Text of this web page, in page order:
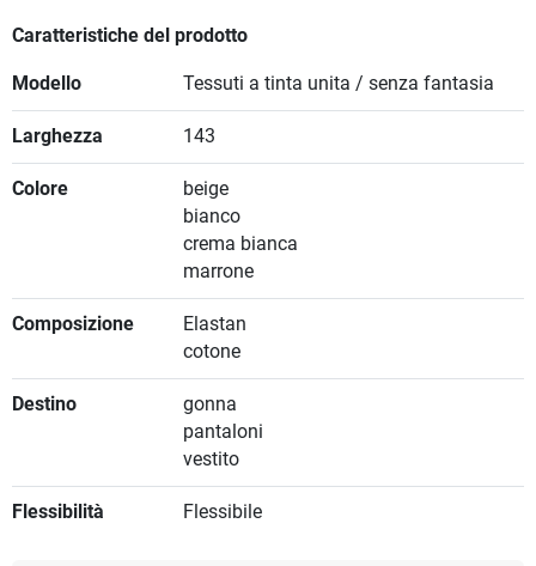
Caratteristiche del prodotto
Modello Tessuti a tinta unita / senza fantasia
Larghezza 143
Colore
beige
bianco
crema bianca
marrone
Composizione
Elastan
cotone
Destino
gonna
pantaloni
vestito
Flessibilità Flessibile